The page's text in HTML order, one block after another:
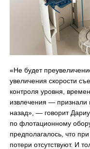
«Не будет
увеличения скорости
контроля уровня,
извлечения — признали
назад», — говорит
по флотационному
предполагалось, что
потери отсутствуют. И